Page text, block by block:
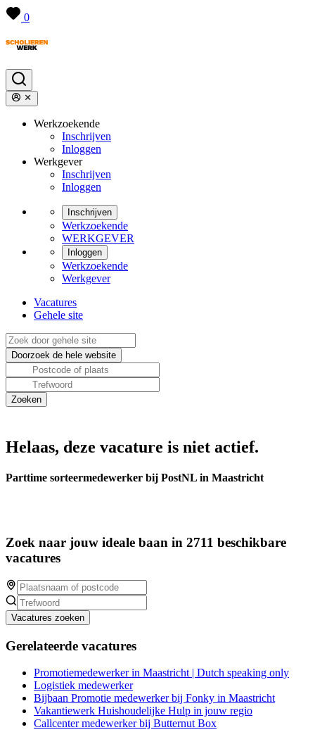
0
Werkzoekende
Inschrijven
Inloggen
Werkgever
Inschrijven
Inloggen
Inschrijven
Werkzoekende
WERKGEVER
Inloggen
Werkzoekende
Werkgever
Vacatures
Gehele site
Helaas, deze vacature is niet actief.
Parttime sorteermedewerker bij PostNL in Maastricht
Zoek naar jouw ideale baan in 2711 beschikbare
vacatures
Vacatures zoeken
Gerelateerde vacatures
Promotiemedewerker in Maastricht | Dutch speaking only
Logistiek medewerker
Bijbaan Promotie medewerker bij Fonky in Maastricht
Vakantiewerk Huishoudelijke Hulp in jouw regio
Callcenter medewerker bij Butternut Box